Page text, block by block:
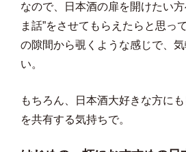
なので、日本酒の扉を開けたい
ま話”をさせてもらえたらと思っ
の隙間から覗くような感じで、
い。
もちろん、日本酒大好きな方に
を共有する気持ちで。